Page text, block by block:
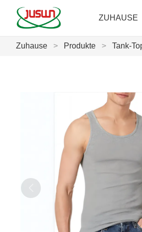
ZUHAUSE
Zuhause > Produkte > Tank-